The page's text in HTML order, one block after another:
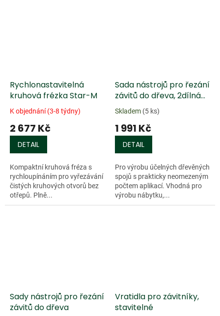
Rychlonastavitelná
kruhová frézka Star-M
K objednání (3-8 týdny)
2 677 Kč
DETAIL
Kompaktní kruhová fréza s
rychloupínáním pro vyřezávání
čistých kruhových otvorů bez
otřepů. Plně...
Sada nástrojů pro řezání
závitů do dřeva, 2dílná
sada, Ø 38 mm
Skladem (5 ks)
1 991 Kč
DETAIL
Pro výrobu účelných dřevěných
spojů s prakticky neomezeným
počtem aplikací. Vhodná pro
výrobu nábytku,...
Sady nástrojů pro řezání
závitů do dřeva
Vratidla pro závitníky,
stavitelné